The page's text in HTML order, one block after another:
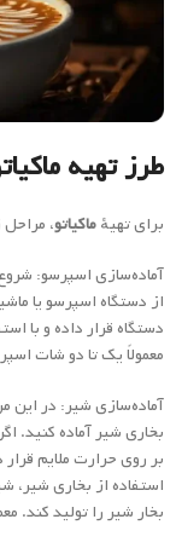
طرز تهیه
برای تهیهٔماکیاتو، مراحل
آماده‌سازی اسپرسو:
از دستگاه اسپرسو یا
دستگاه قرار داده و با
معمولاً یک تا دو شات
آماده‌سازی شیر: در این
بخاری شیر آماده کنید.
بر روی حرارت ملایم
استفاده از بخاری شیر،
بخار شیر را تولید کند.